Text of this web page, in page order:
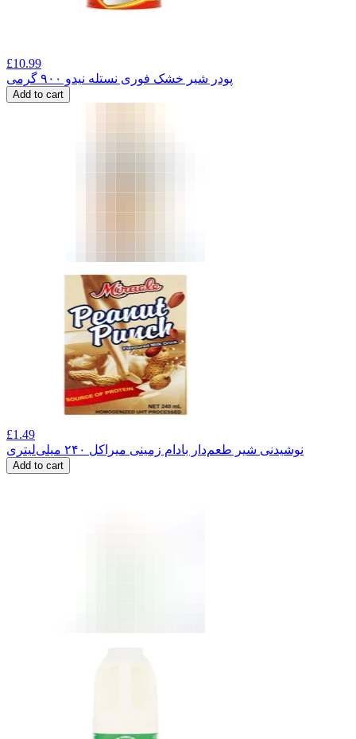
£10.99
پودر شیر خشک فوری نستله نیدو ۹۰۰ گرمی
Add to cart
£1.49
نوشیدنی شیر طعم‌دار بادام زمینی میراکل ۲۴۰ میلی‌لیتری
Add to cart